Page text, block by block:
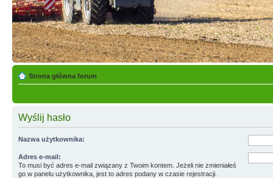
Strona główna forum
Wyślij hasło
Nazwa użytkownika:
Adres e-mail:
To musi być adres e-mail związany z Twoim kontem. Jeżeli nie zmieniałeś
go w panelu użytkownika, jest to adres podany w czasie rejestracji.